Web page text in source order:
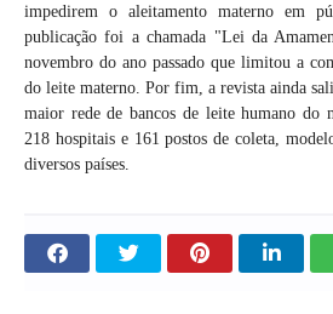
impedirem o aleitamento materno em
publicação foi a chamada "Lei da
novembro do ano passado que limitou a
do leite materno. Por fim, a revista ainda
maior rede de bancos de leite humano do
218 hospitais e 161 postos de coleta,
diversos países.